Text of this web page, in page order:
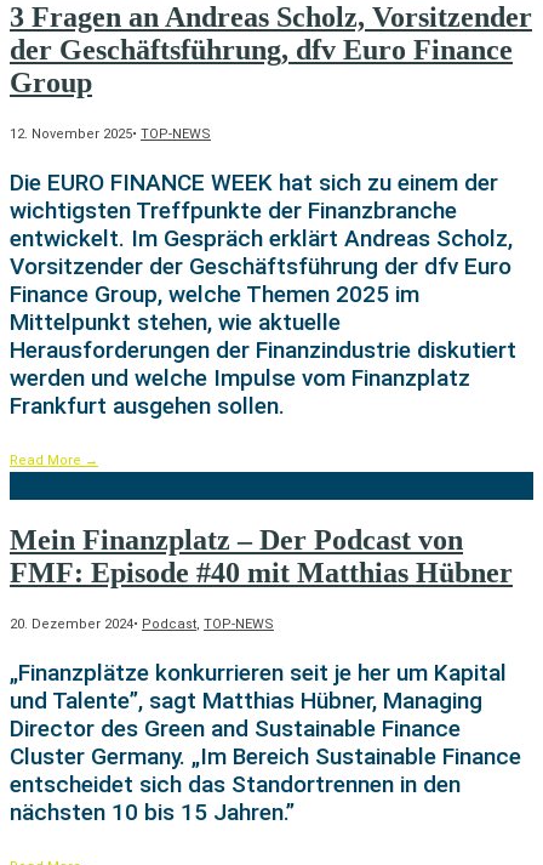
3 Fragen an Andreas Scholz, Vorsitzender
der Geschäftsführung, dfv Euro Finance
Group
12. November 2025• TOP-NEWS
Die EURO FINANCE WEEK hat sich zu einem der
wichtigsten Treffpunkte der Finanzbranche
entwickelt. Im Gespräch erklärt Andreas Scholz,
Vorsitzender der Geschäftsführung der dfv Euro
Finance Group, welche Themen 2025 im
Mittelpunkt stehen, wie aktuelle
Herausforderungen der Finanzindustrie diskutiert
werden und welche Impulse vom Finanzplatz
Frankfurt ausgehen sollen.
Read More →
Mein Finanzplatz – Der Podcast von
FMF: Episode #40 mit Matthias Hübner
20. Dezember 2024• Podcast, TOP-NEWS
„Finanzplätze konkurrieren seit je her um Kapital
und Talente”, sagt Matthias Hübner, Managing
Director des Green and Sustainable Finance
Cluster Germany. „Im Bereich Sustainable Finance
entscheidet sich das Standortrennen in den
nächsten 10 bis 15 Jahren.”